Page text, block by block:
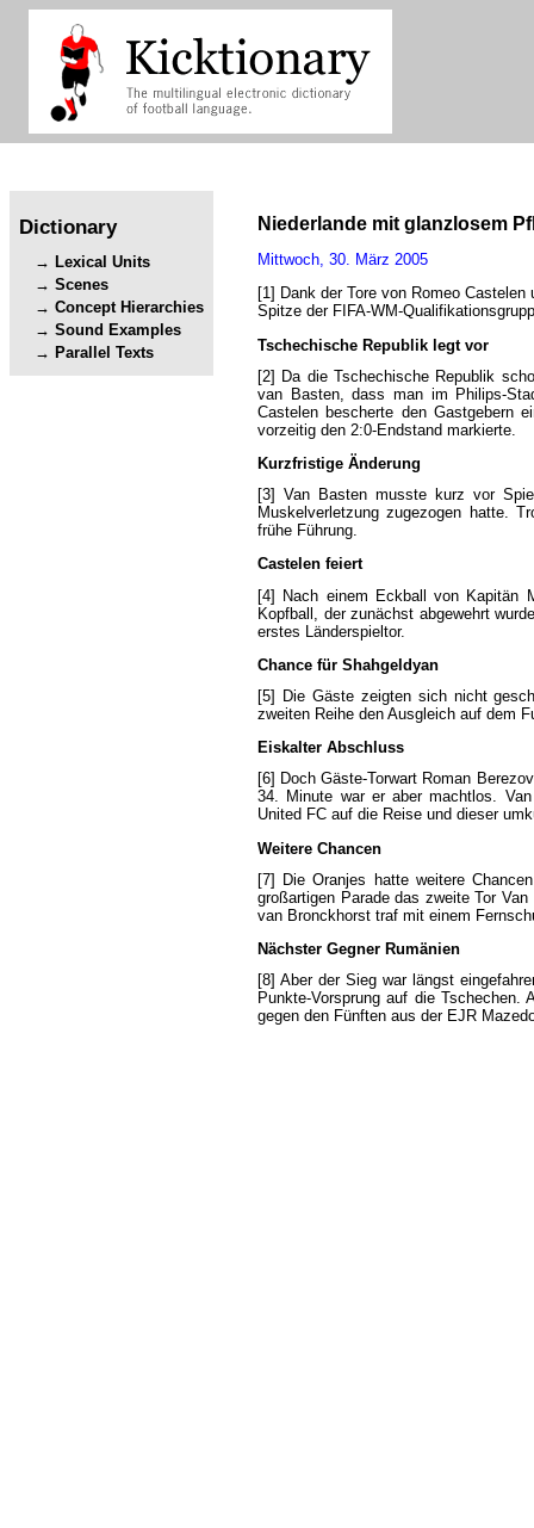
Dictionary
Lexical Units
Scenes
Concept Hierarchies
Sound Examples
Parallel Texts
Niederlande mit glanzlosem
Mittwoch, 30. März 2005
[1] Dank der Tore von Romeo Castelen
Spitze der FIFA-WM-
Tschechische Republik legt vor
[2] Da die Tschechische Republik
van Basten,dass man im Philips-
Castelen bescherte den Gastgebern
vorzeitig den 2:0-Endstand markierte
Kurzfristige Änderung
[3] Van Basten musste kurz vor
Muskelverletzung zugezogen hatte.
frühe Führung.
Castelen feiert
[4] Nach einem Eckball von Kapitän
Kopfball
der zunächst abgewehrt
erstes Länderspieltor.
Chance für Shahgeldyan
[5]
Die Gäste zeigten sich nicht
zweiten Reihe den Ausgleich auf dem
Eiskalter Abschluss
[6] Doch Gäste-Torwart Roman
34. Minute war er aber machtlos. Van
United FC auf die Reise und dieser
Weitere Chancen
[7] Die Oranjes hatte weitere Chancen
großartigen Parade das zweite Tor Van
van Bronckhorst traf mit einem
Nächster Gegner Rumänien
[8] Aber der Sieg war längst
Punkte-Vorsprung auf die Tschechen.
gegen den Fünften aus der EJR